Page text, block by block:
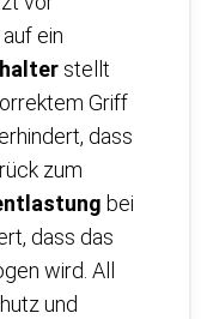
ein
stellt
Griff
dass
zum
bei
dass das
wird. All
und